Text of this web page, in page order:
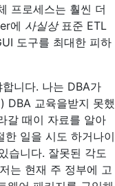
프로세스는 훨씬 더
에 사실상표준 ETL
도구를 최대한 피하
니다. 나는 DBA가
DBA 교육을받지 못했
갈 때이 자료를 알아
한 일을 시도 하거나이
습니다. 잘못된 각도
는 현재 주 정부에 고